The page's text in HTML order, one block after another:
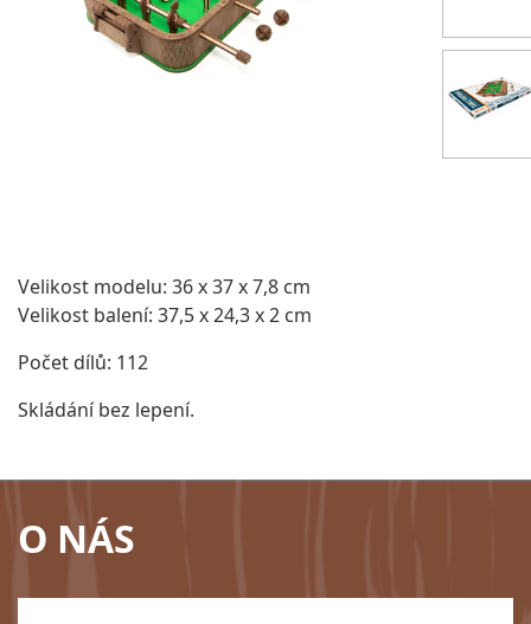
Velikost modelu: 36 x 37 x 7,8 cm
Velikost balení: 37,5 x 24,3 x 2 cm
Počet dílů: 112
Skládání bez lepení.
O NÁS